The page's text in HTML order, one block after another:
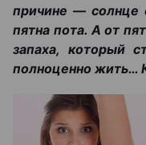
причине — солнце
пятна пота. А от
запаха, который
полноценно жить…